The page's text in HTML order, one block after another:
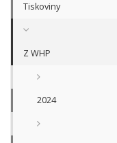
Tiskoviny
Z WHP
2024